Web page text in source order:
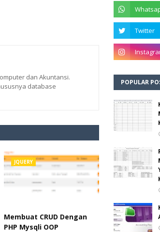
dan Akuntansi.
database
JQUERY
Membuat CRUD Dengan
PHP Mysqli OOP
POPULAR